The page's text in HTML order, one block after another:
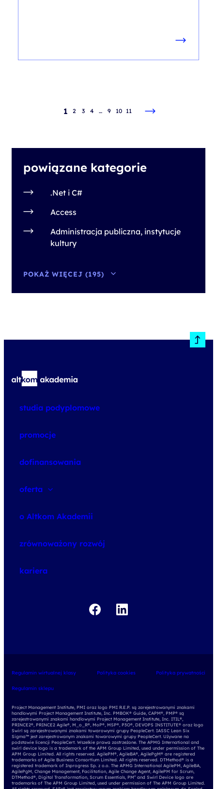
powiązane kategorie
.Net i C#
Access
Administracja publiczna, instytucje
kultury
POKAŻ WIĘCEJ (195)
1 2 3 4 … 9 10 11
studia podyplomowe
promocje
dofinansowania
oferta
o Altkom Akademii
zrównoważony rozwój
kariera
Regulamin wirtualnej klasy Polityka cookies Polityka prywatności
Regulamin sklepu
Project Management Institute, PMI oraz logo PMI R.E.P. są zarejestrowanymi znakami
handlowymi Project Management Institute, Inc. PMBOK® Guide, CAPM®, PMP® są
zarejestrowanymi znakami handlowymi Project Management Institute, Inc. ITIL®,
PRINCE2®, PRINCE2 Agile®, M_o_R®, MoP®, MSP®, P3O®, DEVOPS INSTITUTE® oraz logo
Swirl są zarejestrowanymi znakami towarowymi grupy PeopleCert. IASSC Lean Six
Sigma™ jest zarejestrowanym znakami towarowymi grupy PeopleCert. Używane na
podstawie licencji PeopleCert. Wszelkie prawa zastrzeżone. The APMG International and
swirl device logo is a trademark of the APM Group Limited, used under permission of The
APM Group Limited. All rights reserved. AgilePM®, AgileBA®, AgilePgM® are registered
trademarks of Agile Business Consortium Limited. All rights reserved. DTMethod® is a
registered trademark of Inprogress Sp. z o.o. The APMG International AgilePM, AgileBA,
AgilePgM, Change Management, Facilitation, Agile Change Agent, AgilePM for Scrum,
DTMethod®, Digital Transformation, Scrum Essentials, PM² and Swirl Device logo are
trademarks of The APM Group Limited, used under permission of The APM Group Limited.